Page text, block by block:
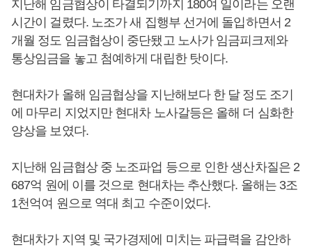
지난해 임금협상이 타결되기까지 180여 일이라는 오랜
시간이 걸렸다. 노조가 새 집행부 선거에 돌입하면서 2
개월 정도 임금협상이 중단됐고 노사가 임금피크제와
통상임금을 놓고 첨예하게 대립한 탓이다.
현대차가 올해 임금협상을 지난해보다 한 달 정도 조기
에 마무리 지었지만 현대차 노사갈등은 올해 더 심화한
양상을 보였다.
지난해 임금협상 중 노조파업 등으로 인한 생산차질은 2
687억 원에 이를 것으로 현대차는 추산했다. 올해는 3조
1천억여 원으로 역대 최고 수준이었다.
현대차가 지역 및 국가경제에 미치는 파급력을 감안하